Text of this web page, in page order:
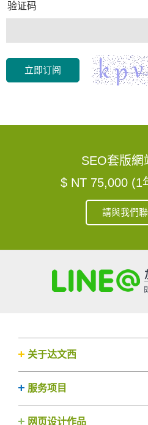
验证码
立即订阅
SEO套版網
$ NT 75,000 (1
請與我們
关于达文西
服务项目
网页设计作品